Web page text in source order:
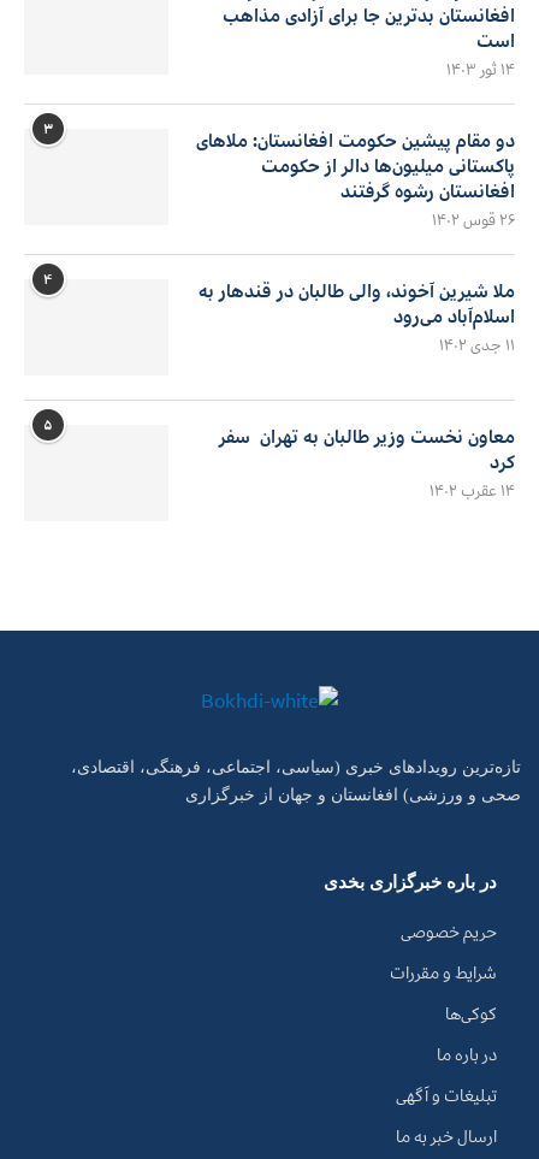
افغانستان بدترین جا برای آزادی مذاهب
است
۱۴ ثور ۱۴۰۳
۳
دو مقام پیشین حکومت افغانستان: ملاهای
پاکستانی میلیون‌ها دالر از حکومت
افغانستان رشوه گرفتند
۲۶ قوس ۱۴۰۲
۴
ملا شیرین آخوند، والی طالبان در قندهار به
اسلام‌آباد می‌رود
۱۱ جدی ۱۴۰۲
۵
معاون نخست وزیر طالبان به تهران سفر
کرد
۱۴ عقرب ۱۴۰۲
تازه‌ترین رویدادهای خبری (سیاسی، اجتماعی، فرهنگی، اقتصادی،
صحی و ورزشی) افغانستان و جهان از خبرگزاری
در باره خبرگزاری بخدی
حریم خصوصی
شرایط و مقررات
کوکی‌ها
در باره ما
تبلیغات و آگهی
ارسال خبر به ما